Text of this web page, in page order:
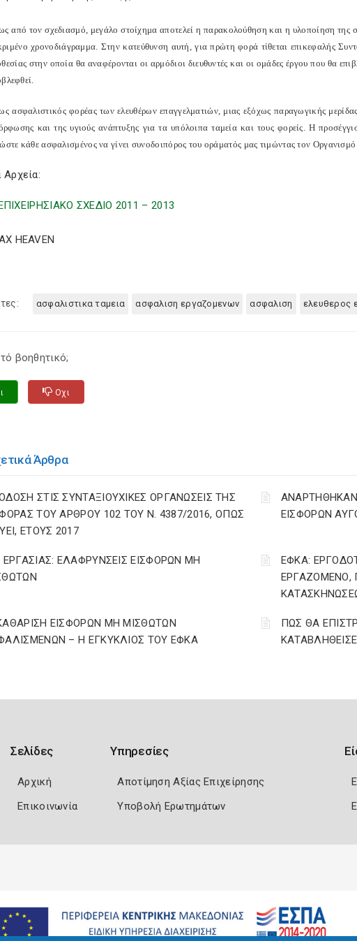
από τον σχεδιασμό, μεγάλο στοίχημα αποτελεί η παρακολούθηση και η υλοποίηση της
χρονοδιάγραμμα. Στην κατεύθυνση αυτή, για πρώτη φορά τίθεται επικεφαλής
στην οποία θα αναφέρονται οι αρμόδιοι διευθυντές και οι ομάδες έργου που θα
ασφαλιστικός φορέας των ελευθέρων επαγγελματιών, μιας εξόχως παραγωγικής
και της υγιούς ανάπτυξης για τα υπόλοιπα ταμεία και τους φορείς. Η
κάθε ασφαλισμένος να γίνει συνοδοιπόρος του οράματός μας τιμώντας τον
Αρχεία:
ΣΧΕΔΙΟ 2011 – 2013
HEAVEN
ασφαλιστικα ταμεια ασφαλιση εργαζομενων ασφαλιση ελευθερος
βοηθητικό;
Οχι
Άρθρα
ΣΤΙΣ ΣΥΝΤΑΞΙΟΥΧΙΚΕΣ ΟΡΓΑΝΩΣΕΙΣ ΤΗΣ
ΤΟΥ ΑΡΘΡΟΥ 102 ΤΟΥ Ν. 4387/2016, ΟΠΩΣ
ΕΤΟΥΣ 2017
ΕΙΣΦΟΡΩΝ
ΕΡΓΑΣΙΑΣ: ΕΛΑΦΡΥΝΣΕΙΣ ΕΙΣΦΟΡΩΝ ΜΗ
ΕΦΚΑ:
ΕΡΓΑΖΟΜΕΝΟ,
ΕΙΣΦΟΡΩΝ ΜΗ ΜΙΣΘΩΤΩΝ
– Η ΕΓΚΥΚΛΙΟΣ ΤΟΥ ΕΦΚΑ
ΠΩΣ ΘΑ
Σελίδες
Αρχική
Επικοινωνία
Υπηρεσίες
Αποτίμηση Αξίας Επιχείρησης
Υποβολή Ερωτημάτων